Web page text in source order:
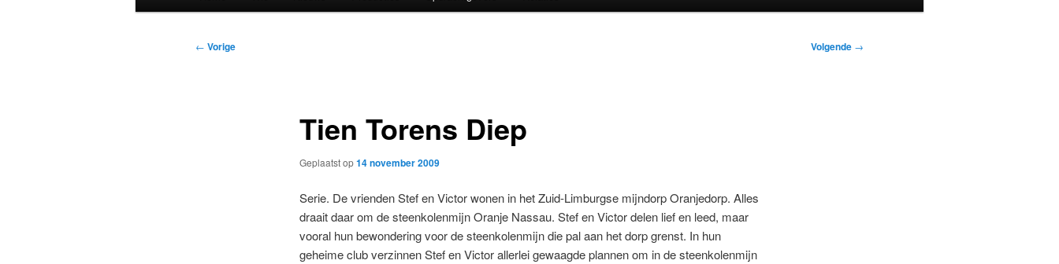
Bericht
← Vorige Volgende →
Tien Torens Diep
Geplaatst op14 november 2009
Serie. De vrienden Stef en Victor wonen in het Zuid-Limburgse mijndorp Oranjedorp. Alles
draait daar om de steenkolenmijn Oranje Nassau. Stef en Victor delen lief en leed, maar
vooral hun bewondering voor de steenkolenmijn die pal aan het dorp grenst. In hun
geheime club verzinnen Stef en Victor allerlei gewaagde plannen om in de steenkolenmijn